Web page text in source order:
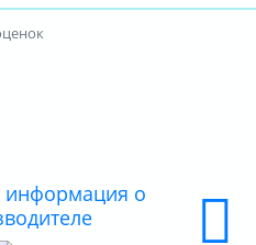
информация о